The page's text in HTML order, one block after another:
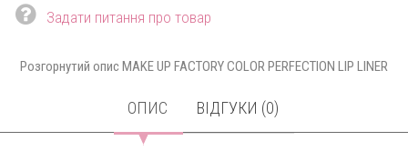
Задати питання про товар
Розгорнутий опис MAKE UP FACTORY COLOR PERFECTION LIP LINER
ОПИС ВІДГУКИ (0)